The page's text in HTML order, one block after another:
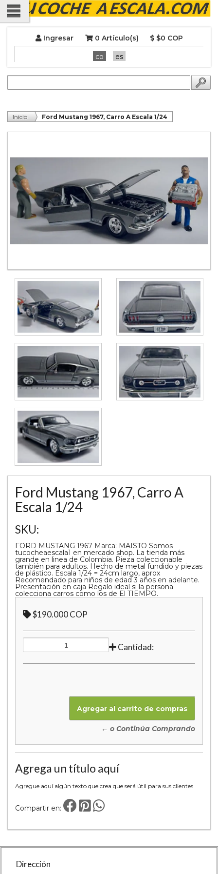
Ingresar 0 Artículo(s) $0 COP
co es
Inicio Ford Mustang 1967, Carro A Escala 1/24
Ford Mustang 1967, Carro A
Escala 1/24
SKU:
FORD MUSTANG 1967 Marca: MAISTO Somos
tucocheaescala1 en mercado shop. La tienda más
grande en linea de Colombia. Pieza coleccionable
también para adultos. Hecho de metal fundido y piezas
de plástico. Escala 1/24 = 24cm largo, aprox
Recomendado para niños de edad 3 años en adelante.
Presentación en caja Regalo ideal si la persona
colecciona carros como los de El TIEMPO.
$190.000 COP
Cantidad:
← o Continúa Comprando
Agrega un título aquí
Agregue aquí algún texto que crea que será útil para sus clientes
Compartir en:
Dirección